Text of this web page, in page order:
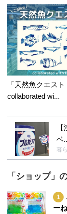
「天然魚クエス
collaborated wi...
ベ
暮
「ショップ」
ー